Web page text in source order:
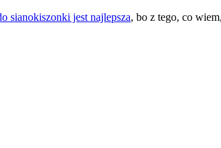
sianokiszonki jest najlepsza, bo z tego, co